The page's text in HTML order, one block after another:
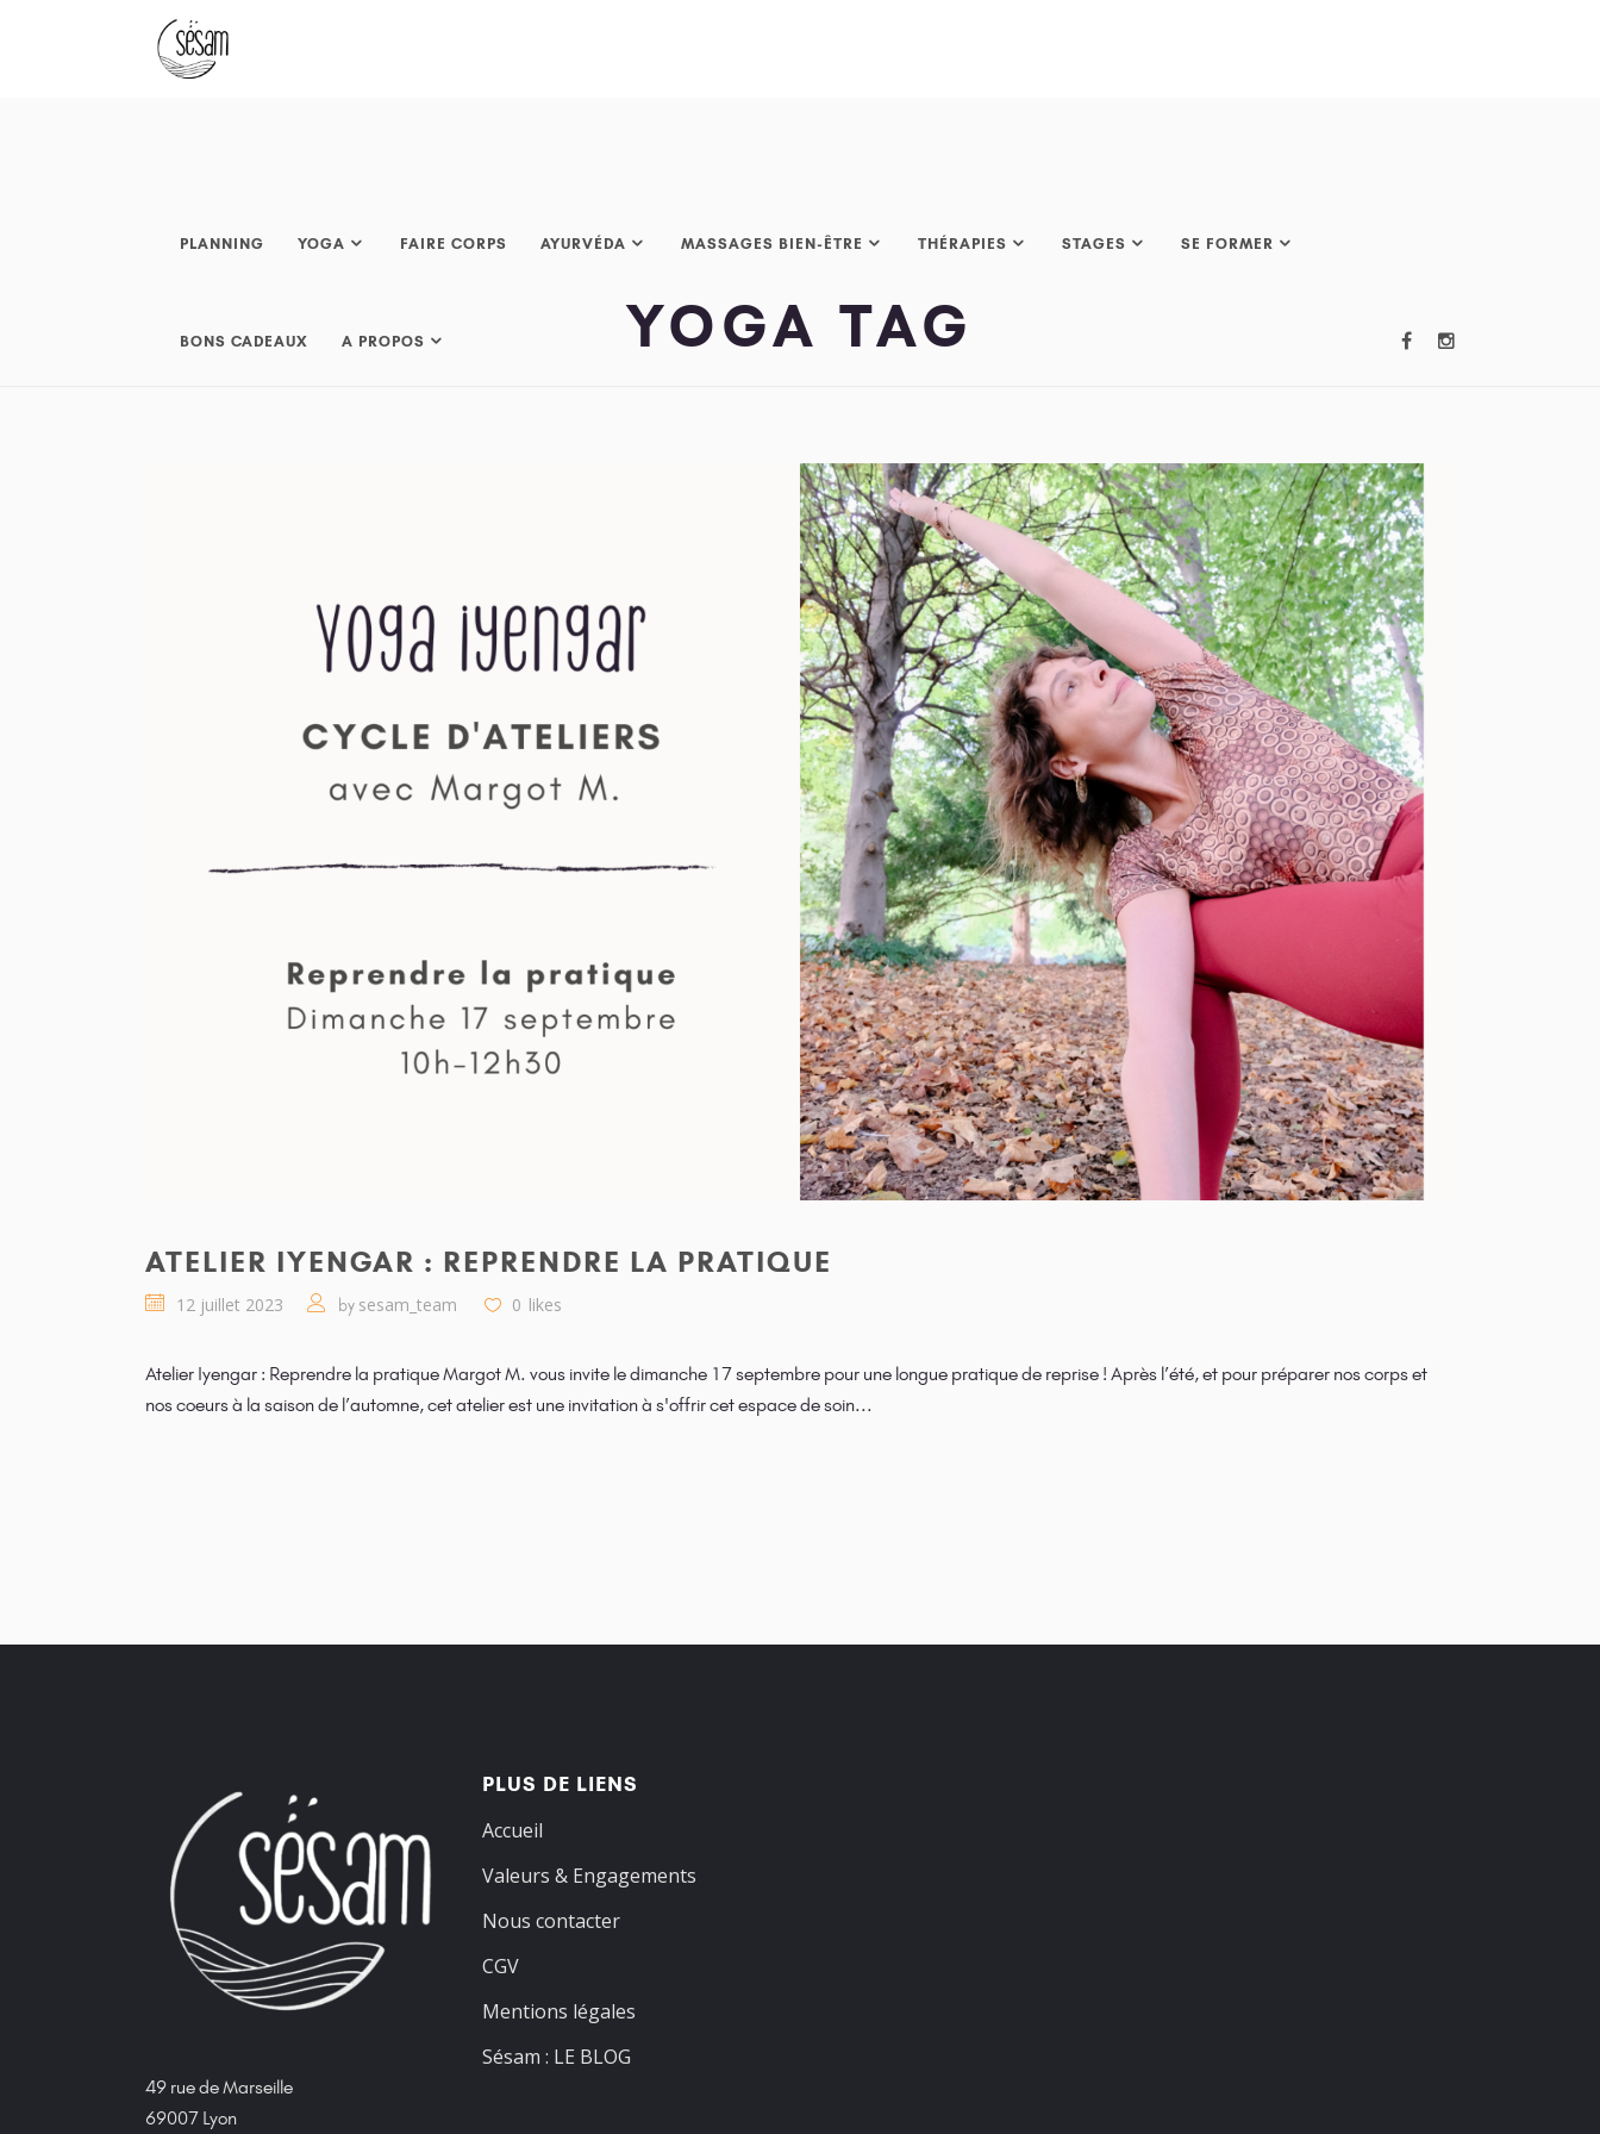
PLANNING YOGA FAIRE CORPS AYURVÉDA MASSAGES BIEN-ÊTRE THÉRAPIES STAGES SE FORMER
BONS CADEAUX A PROPOS YOGA TAG
ATELIER IYENGAR : REPRENDRE LA PRATIQUE
12 juillet 2023 by sesam_team 0 likes
Atelier Iyengar : Reprendre la pratique Margot M. vous invite le dimanche 17 septembre pour une longue pratique de reprise ! Après l’été, et pour préparer nos corps et
nos coeurs à la saison de l’automne, cet atelier est une invitation à s'offrir cet espace de soin...
49 rue de Marseille
69007 Lyon
PLUS DE LIENS
Accueil
Valeurs & Engagements
Nous contacter
CGV
Mentions légales
Sésam : LE BLOG